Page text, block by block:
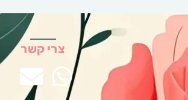
צרי קשר